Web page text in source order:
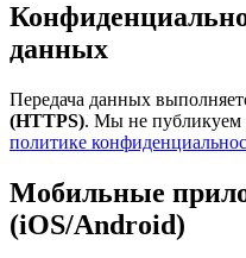
данных
Передача данных
(HTTPS). Мы не публикуем
политике
Мобильные
(iOS/Android)